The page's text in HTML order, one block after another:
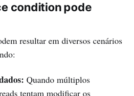
condition pode
resultar em diversos cenários
Quando múltiplos
tentam modificar os